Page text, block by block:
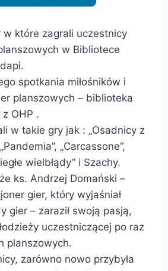
które zagrali uczestnicy
w Bibliotece
spotkania miłośników i
planszowych – biblioteka
z OHP .
w takie gry jak : „Osadnicy z
„Carcassone”,
wielbłądy” i Szachy.
ks. Andrzej Domański –
gier, który wyjaśniał
gier – zaraził swoją pasją,
uczestniczącej po raz
planszowych.
zarówno nowo przybyła